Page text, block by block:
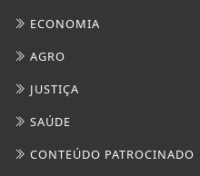
ECONOMIA
AGRO
JUSTIÇA
SAÚDE
CONTEÚDO PATROCINADO